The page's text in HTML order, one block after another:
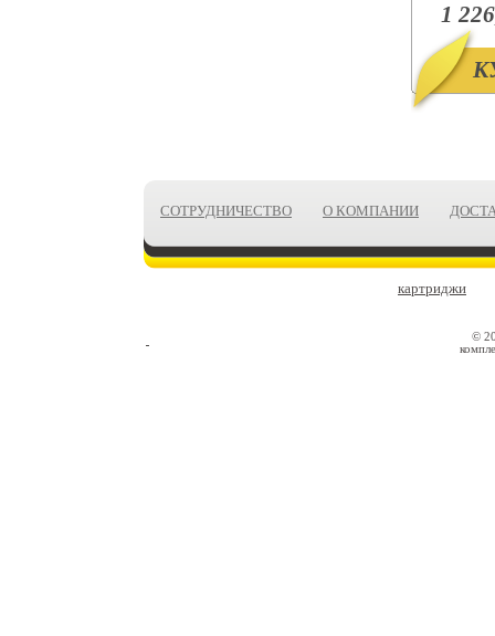
1
СОТРУДНИЧЕСТВО О КОМПАНИИ
картриджи
©